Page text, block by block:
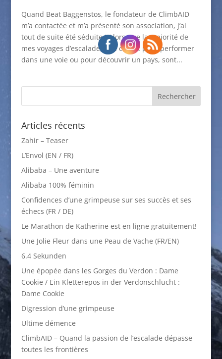
Quand Beat Baggenstos, le fondateur de ClimbAID
m’a contactée et m’a présenté son association, j’ai
tout de suite été séduite ! Alors que la majorité de
mes voyages d’escalade, que ce soit pour performer
dans une voie ou pour découvrir un pays, sont...
Articles récents
Zahir – Teaser
L’Envol (EN / FR)
Alibaba – Une aventure
Alibaba 100% féminin
Confidences d’une grimpeuse sur ses succès et ses
échecs (FR / DE)
Le Marathon de Katherine est en ligne gratuitement!
Une Jolie Fleur dans une Peau de Vache (FR/EN)
6.4 Sekunden
Une épopée dans les Gorges du Verdon : Dame
Cookie / Ein Kletterepos in der Verdonschlucht :
Dame Cookie
Digression d’une grimpeuse
Ultime démence
ClimbAID – Quand la passion de l’escalade dépasse
toutes les frontières